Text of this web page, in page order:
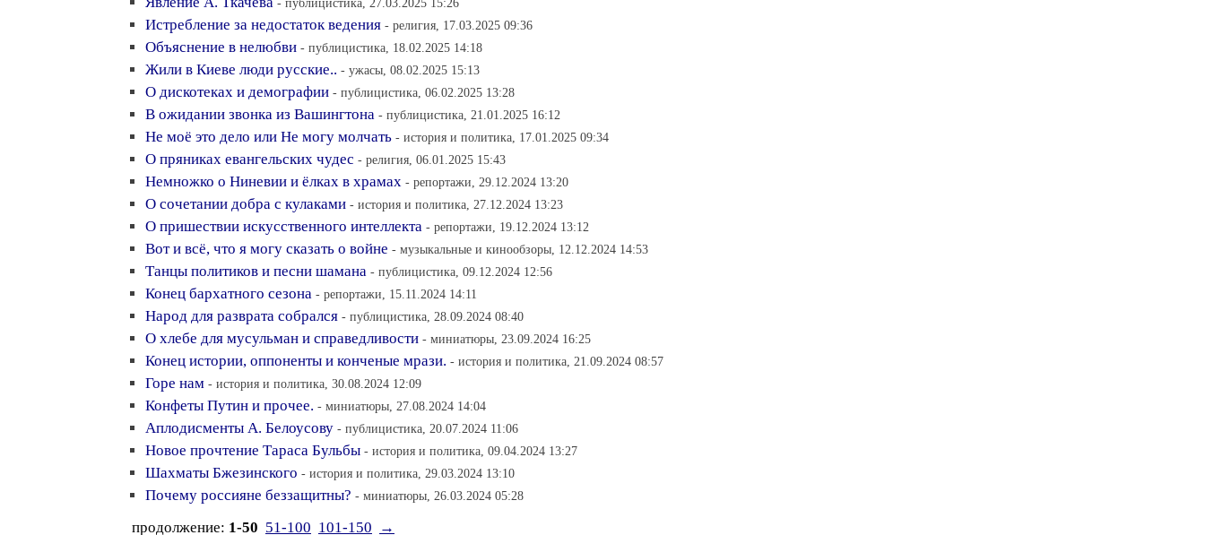
Истребление за недостаток ведения - религия, 17.03.2025 09:36
Объяснение в нелюбви - публицистика, 18.02.2025 14:18
Жили в Киеве люди русские.. - ужасы, 08.02.2025 15:13
О дискотеках и демографии - публицистика, 06.02.2025 13:28
В ожидании звонка из Вашингтона - публицистика, 21.01.2025 16:12
Не моё это дело или Не могу молчать - история и политика, 17.01.2025 09:34
О пряниках евангельских чудес - религия, 06.01.2025 15:43
Немножко о Ниневии и ёлках в храмах - репортажи, 29.12.2024 13:20
О сочетании добра с кулаками - история и политика, 27.12.2024 13:23
О пришествии искусственного интеллекта - репортажи, 19.12.2024 13:12
Вот и всё, что я могу сказать о войне - музыкальные и кинообзоры, 12.12.2024 14:53
Танцы политиков и песни шамана - публицистика, 09.12.2024 12:56
Конец бархатного сезона - репортажи, 15.11.2024 14:11
Народ для разврата собрался - публицистика, 28.09.2024 08:40
О хлебе для мусульман и справедливости - миниатюры, 23.09.2024 16:25
Конец истории, оппоненты и конченые мрази. - история и политика, 21.09.2024 08:57
Горе нам - история и политика, 30.08.2024 12:09
Конфеты Путин и прочее. - миниатюры, 27.08.2024 14:04
Аплодисменты А. Белоусову - публицистика, 20.07.2024 11:06
Новое прочтение Тараса Бульбы - история и политика, 09.04.2024 13:27
Шахматы Бжезинского - история и политика, 29.03.2024 13:10
Почему россияне беззащитны? - миниатюры, 26.03.2024 05:28
продолжение: 1-50 51-100 101-150 →